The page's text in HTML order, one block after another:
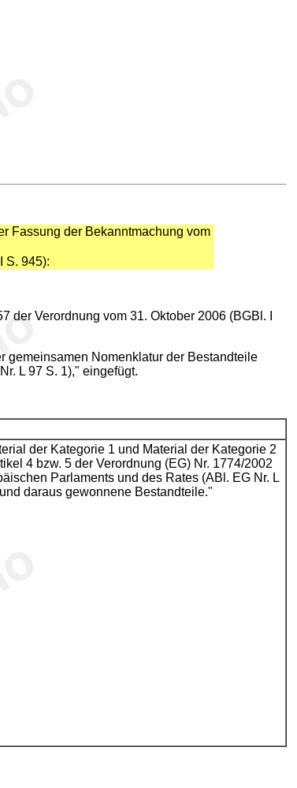
Fassung der Bekanntmachung vom
S. 945):
Verordnung vom 31. Oktober 2006 (BGBl. I
gemeinsamen Nomenklatur der Bestandteile
L 97 S. 1)," eingefügt.
der Kategorie 1 und Material der Kategorie 2
4 bzw. 5 der Verordnung (EG) Nr. 1774/2002
Parlaments und des Rates (ABl. EG Nr. L
daraus gewonnene Bestandteile."